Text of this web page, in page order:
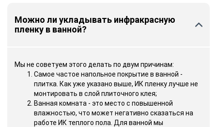
Можно ли укладывать инфракрасную
пленку в ванной?
Мы не советуем этого делать по двум причинам:
Самое частое напольное покрытие в ванной -
плитка. Как уже указано выше, ИК пленку лучше не
монтировать в слой плиточного клея;
Ванная комната - это место с повышенной
влажностью, что может негативно сказаться на
работе ИК теплого пола. Для ванной мы